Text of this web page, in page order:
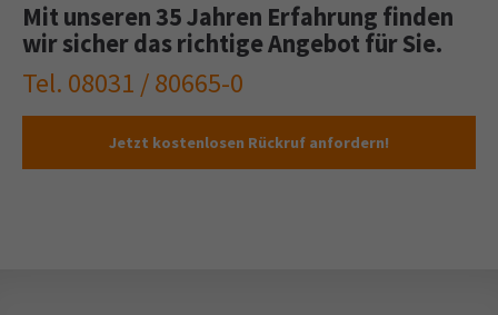
Mit unseren 35 Jahren Erfahrung finden
wir sicher das richtige Angebot für Sie.
Tel. 08031 / 80665-0
Jetzt kostenlosen Rückruf anfordern!